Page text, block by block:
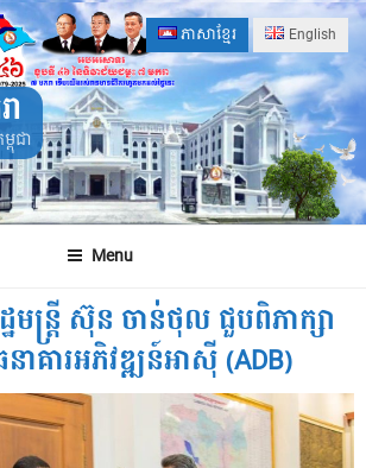
ភាសាខ្មែរ English
ជា
Menu
មន្ត្រី ស៊ុន ចាន់ថុល ជួបពិភាក្សា
ាគារអភិវឌ្ឍន៍អាស៊ី (ADB)